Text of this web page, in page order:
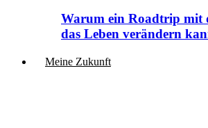
Warum ein Roadtrip mit
das Leben verändern
Meine Zukunft